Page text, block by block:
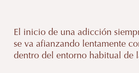
El inicio de una adicción
se va afianzando lentamente
dentro del entorno habitual de